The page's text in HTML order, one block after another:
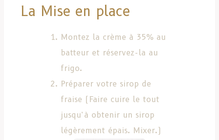
La Mise en place
Montez la crème à 35% au
batteur et réservez-la au
frigo.
Préparer votre sirop de
fraise (Faire cuire le tout
jusqu’à obtenir un sirop
légèrement épais. Mixer.)